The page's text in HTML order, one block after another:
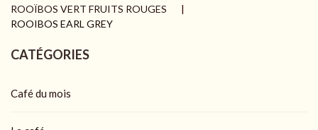
ROOÏBOS VERT FRUITS ROUGES
ROOIBOS EARL GREY
CATÉGORIES
Café du mois